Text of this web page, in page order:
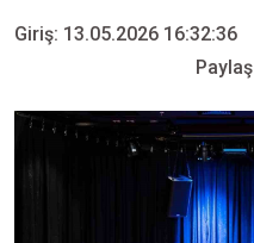
Giriş: 13.05.2026 16:32:36
Paylaş